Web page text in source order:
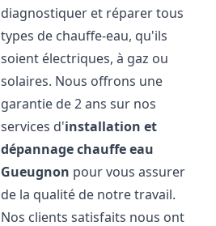
diagnostiquer et réparer tous
types de chauffe-eau, qu'ils
soient électriques, à gaz ou
solaires. Nous offrons une
garantie de 2 ans sur nos
services d'installation et
dépannage chauffe eau
Gueugnon pour vous assurer
de la qualité de notre travail.
Nos clients satisfaits nous ont